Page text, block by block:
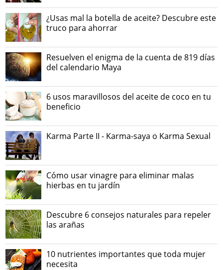
¿Usas mal la botella de aceite? Descubre este
truco para ahorrar
Resuelven el enigma de la cuenta de 819 días
del calendario Maya
6 usos maravillosos del aceite de coco en tu
beneficio
Karma Parte II - Karma-saya o Karma Sexual
Cómo usar vinagre para eliminar malas
hierbas en tu jardín
Descubre 6 consejos naturales para repeler
las arañas
10 nutrientes importantes que toda mujer
necesita